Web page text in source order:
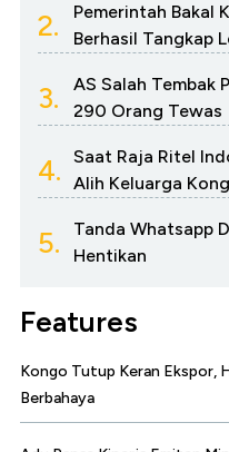
2.
Pemerintah Bakal
Berhasil Tangkap
3.
AS Salah Tembak
290 Orang Tewas
4.
Saat Raja Ritel
Alih Keluarga
5.
Tanda Whatsapp
Hentikan
Features
Kongo Tutup Keran Ekspor,
Berbahaya